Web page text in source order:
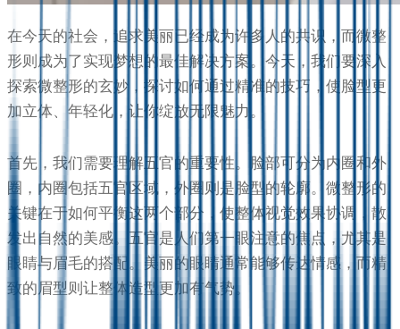
在今天的社会，追求美丽已经成为许多人的共识，而微整
形则成为了实现梦想的最佳解决方案。今天，我们要深入
探索微整形的玄妙，探讨如何通过精准的技巧，使脸型更
加立体、年轻化，让你绽放无限魅力。
首先，我们需要理解五官的重要性。脸部可分为内圈和外
圈，内圈包括五官区域，外圈则是脸型的轮廓。微整形的
关键在于如何平衡这两个部分，使整体视觉效果协调，散
发出自然的美感。五官是人们第一眼注意的焦点，尤其是
眼睛与眉毛的搭配。美丽的眼睛通常能够传达情感，而精
致的眉型则让整体造型更加有气势。